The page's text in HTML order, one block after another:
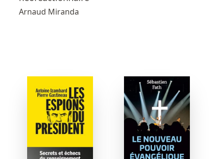
Arnaud Miranda